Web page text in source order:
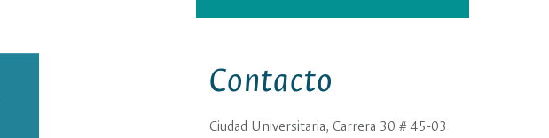
Contacto
Ciudad Universitaria, Carrera 30 # 45-03